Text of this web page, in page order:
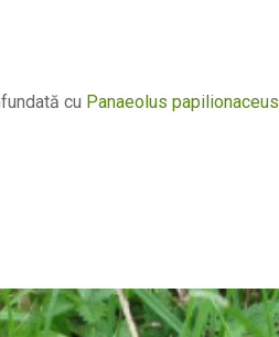
cu Panaeolus papilionaceus